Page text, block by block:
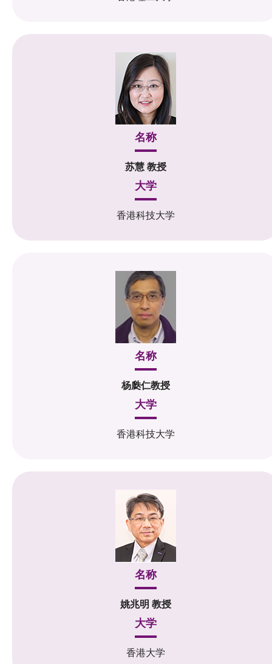
名称
苏慧 教授
大学
香港科技大学
名称
杨瓞仁教授
大学
香港科技大学
名称
姚兆明 教授
大学
香港大学